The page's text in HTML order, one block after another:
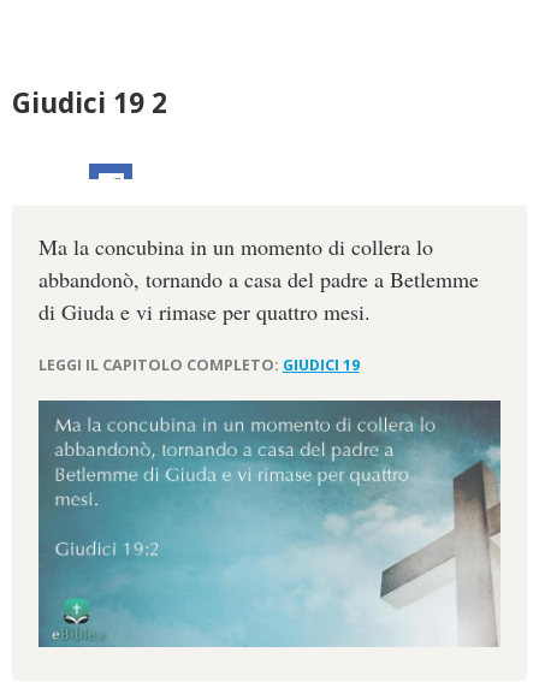
Giudici 19 2
Ma la concubina in un momento di collera lo
abbandonò, tornando a casa del padre a Betlemme
di Giuda e vi rimase per quattro mesi.
LEGGI IL CAPITOLO COMPLETO: GIUDICI 19